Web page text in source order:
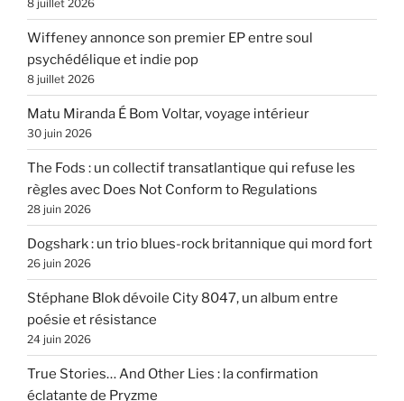
8 juillet 2026
Wiffeney annonce son premier EP entre soul
psychédélique et indie pop
8 juillet 2026
Matu Miranda É Bom Voltar, voyage intérieur
30 juin 2026
The Fods : un collectif transatlantique qui refuse les
règles avec Does Not Conform to Regulations
28 juin 2026
Dogshark : un trio blues-rock britannique qui mord fort
26 juin 2026
Stéphane Blok dévoile City 8047, un album entre
poésie et résistance
24 juin 2026
True Stories… And Other Lies : la confirmation
éclatante de Pryzme